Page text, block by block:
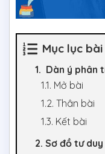
Mục lục
1. Dàn ý phân
1.1. Mở bài
1.2. Thân bài
1.3. Kết bài
2. Sơ đồ tư